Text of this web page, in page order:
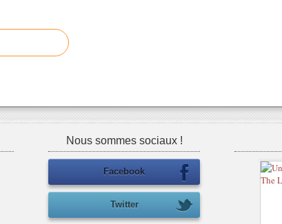
Nous sommes sociaux !
Facebook
Twitter